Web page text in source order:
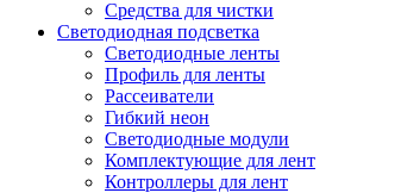
Средства для чистки
Светодиодная подсветка
Светодиодные ленты
Профиль для ленты
Рассеиватели
Гибкий неон
Светодиодные модули
Комплектующие для лент
Контроллеры для лент